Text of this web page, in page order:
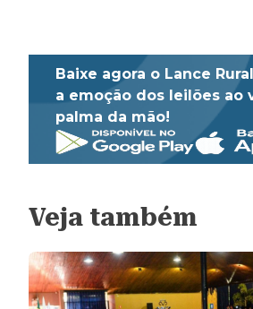
Baixe agora o Lance
a emoção dos leilões ao
palma da mão!
Veja também